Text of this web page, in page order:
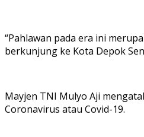
“Pahlawan pada era ini
berkunjung ke Kota Depok
Mayjen TNI Mulyo Aji
Coronavirus atau Covid-19.